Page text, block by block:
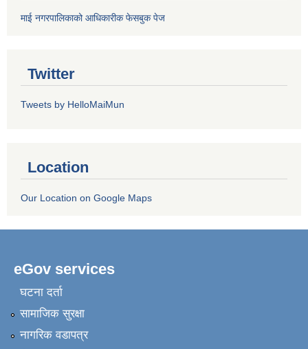
माई नगरपालिकाको आधिकारीक फेसबुक पेज
Twitter
Tweets by HelloMaiMun
Location
Our Location on Google Maps
eGov services
घटना दर्ता
सामाजिक सुरक्षा
नागरिक वडापत्र